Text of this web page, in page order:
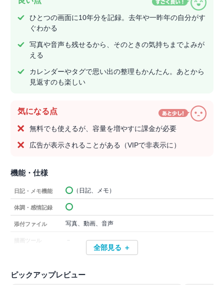
ひとつの画面に10年分を記録。去年や一昨年の自分がす
ぐわかる
写真や音声も残せるから、そのときの気持ちまでよみが
える
カレンダーやタグで思い出の整理もかんたん。あとから
見返すのも楽しい
気になる点
無料でも使えるが、容量を増やすに課金が必要
広告が表示されることがある（VIPで非表示に）
機能・仕様
日記・メモ機能 （日記、メモ）
体調・感情記録
添付ファイル 写真、動画、音声
描画ツール －
全部見る ＋
ピックアップレビュー